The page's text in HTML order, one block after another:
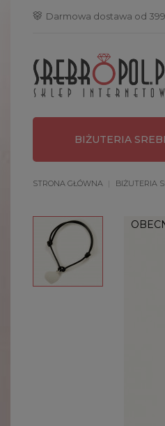
 Darmowa dostawa od 399
BIŻUTERIA
STRONA GŁÓWNA BIŻUTERIA